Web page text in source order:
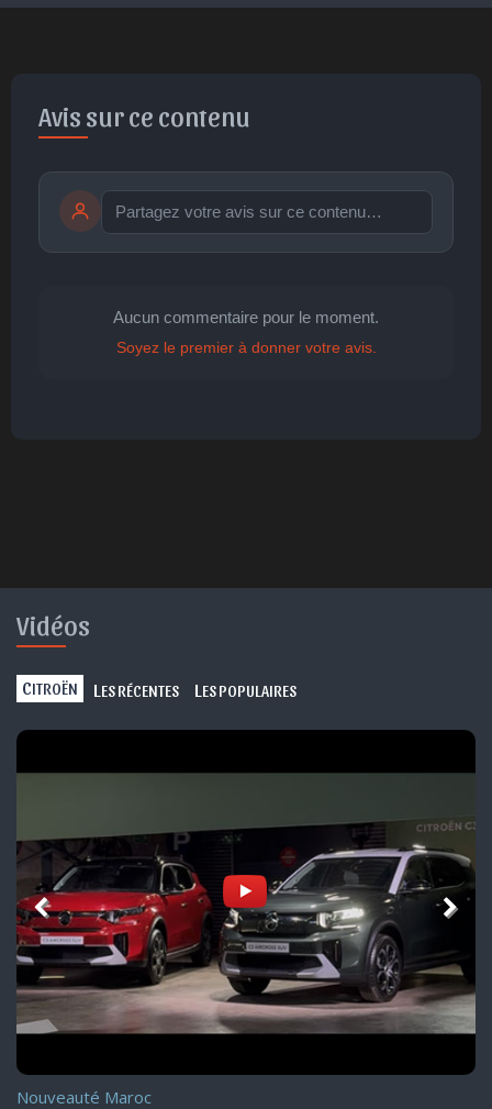
Avis sur ce contenu
publication immédiate Publier
Aucun commentaire pour le moment.
Soyez le premier à donner votre avis.
Vidéos
CITROËN L ES RÉCENTES L ES POPULAIRES
Essai